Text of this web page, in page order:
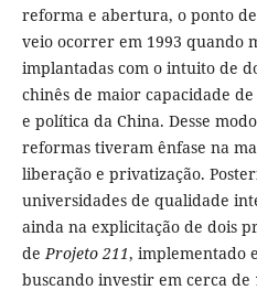
reforma e abertura, o ponto
veio ocorrer em 1993 quando
implantadas com o intuito de
chinês de maior capacidade
e política da China. Desse
reformas tiveram ênfase na
liberação e privatização.
universidades de qualidade
ainda na explicitação de dois
deProjeto 211, implementado
buscando investir em cerca